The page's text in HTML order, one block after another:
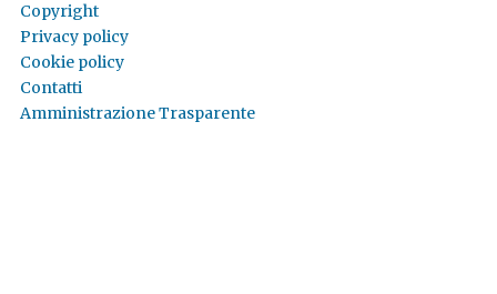
Copyright
Privacy policy
Cookie policy
Contatti
Amministrazione Trasparente